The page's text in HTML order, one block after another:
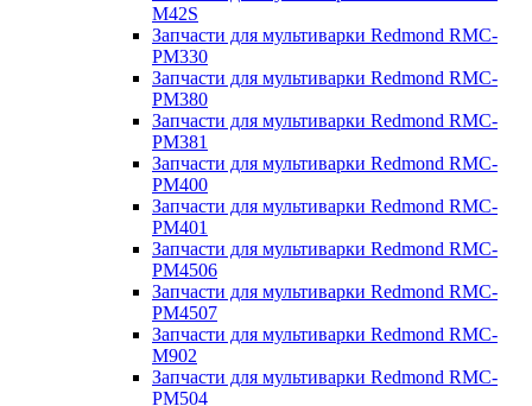
M42S
Запчасти для мультиварки Redmond RMC-
PM330
Запчасти для мультиварки Redmond RMC-
PM380
Запчасти для мультиварки Redmond RMC-
PM381
Запчасти для мультиварки Redmond RMC-
PM400
Запчасти для мультиварки Redmond RMC-
PM401
Запчасти для мультиварки Redmond RMC-
PM4506
Запчасти для мультиварки Redmond RMC-
PM4507
Запчасти для мультиварки Redmond RMC-
M902
Запчасти для мультиварки Redmond RMC-
PM504